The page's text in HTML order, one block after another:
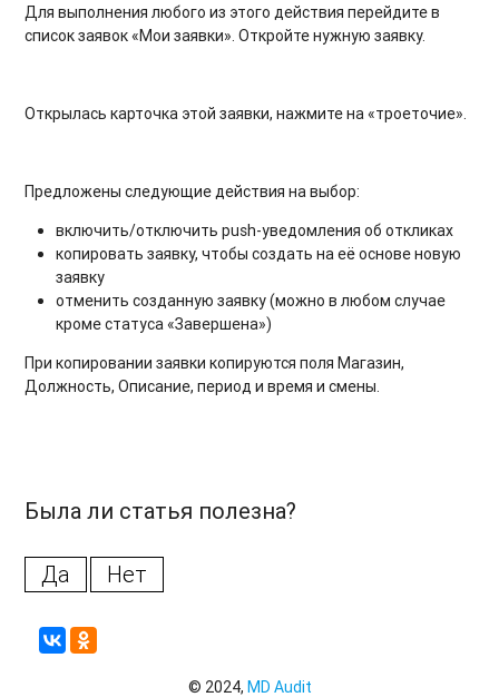
Для выполнения любого из этого действия перейдите в
список заявок «Мои заявки». Откройте нужную заявку.
Открылась карточка этой заявки, нажмите на «троеточие».
Предложены следующие действия на выбор:
включить/отключить push-уведомления об откликах
копировать заявку, чтобы создать на её основе новую
заявку
отменить созданную заявку (можно в любом случае
кроме статуса «Завершена»)
При копировании заявки копируются поля Магазин,
Должность, Описание, период и время и смены.
Была ли статья полезна?
Да Нет
© 2024, MD Audit